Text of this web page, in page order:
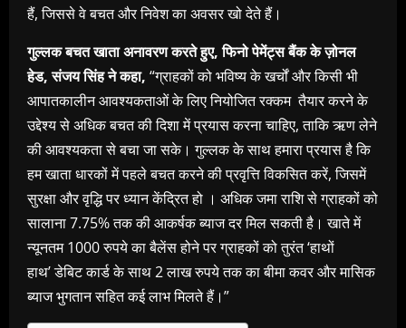
हैं, जिससे वे बचत और निवेश का अवसर खो देते हैं।
गुल्लक बचत खाता अनावरण करते हुए, फिनो पेमेंट्स बैंक के ज़ोनल
हेड, संजय सिंह ने कहा, “ग्राहकों को भविष्य के खर्चों और किसी भी
आपातकालीन आवश्यकताओं के लिए नियोजित रक्कम तैयार करने के
उद्देश्य से अधिक बचत की दिशा में प्रयास करना चाहिए, ताकि ऋण लेने
की आवश्यकता से बचा जा सके। गुल्लक के साथ हमारा प्रयास है कि
हम खाता धारकों में पहले बचत करने की प्रवृत्ति विकसित करें, जिसमें
सुरक्षा और वृद्धि पर ध्यान केंद्रित हो । अधिक जमा राशि से ग्राहकों को
सालाना 7.75% तक की आकर्षक ब्याज दर मिल सकती है। खाते में
न्यूनतम 1000 रुपये का बैलेंस होने पर ग्राहकों को तुरंत ‘हाथों
हाथ’ डेबिट कार्ड के साथ 2 लाख रुपये तक का बीमा कवर और मासिक
ब्याज भुगतान सहित कई लाभ मिलते हैं।”